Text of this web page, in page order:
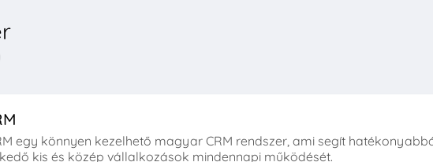
egy könnyen kezelhető magyar CRM rendszer, ami segít
kis és közép vállalkozások mindennapi működését.